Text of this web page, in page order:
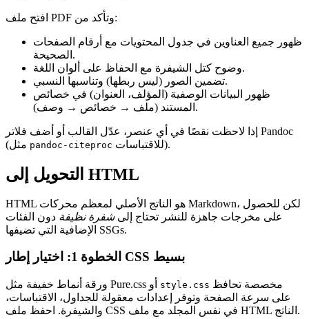
افتح ملف PDF وتأكد من:
ظهور جميع العناوين في جدول المحتويات مع أرقام الصفحات
الصحيحة.
وضوح كتل الشيفرة مع الحفاظ على ألوان اللغة.
تضمين الصور (ليس ربطها) وتناسبها النسبي.
ظهور البيانات الوصفية (المؤلف، العنوان) في خصائص
المستند (ملف → خصائص → وصف).
إذا لاحظت نقصًا في أي عنصر، عدّل القالب أو أضف فلاتر Pandoc
pandoc-citeproc للاقتباسات).
التحويل إلى HTML
HTML هو الناتج الأصلي لمعظم محركات Markdown، لكن للحصول
على مخرجات جاهزة للنشر تحتاج إلىشفرة نظيفة دون الفئات
الإضافية التي تضيفها SSGs.
الخطوة 1: اختيار إطار CSS بسيط
Pure.css style.css
على سرعة الصفحة وتوفر إعدادات معقولة للجداول، الاقتباسات،
والشيفرة. احفظ ملف CSS في نفس المجلد مع ملف HTML الناتج.